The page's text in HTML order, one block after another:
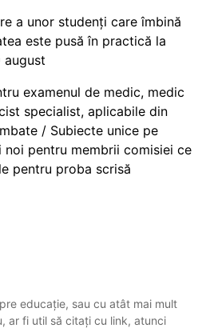
a unor studenți care îmbină
este pusă în practică la
august
examenul de medic, medic
specialist, aplicabile din
/ Subiecte unice pe
pentru membrii comisiei ce
pentru proba scrisă
educație, sau cu atât mai mult
ar fi util să citați cu link, atunci